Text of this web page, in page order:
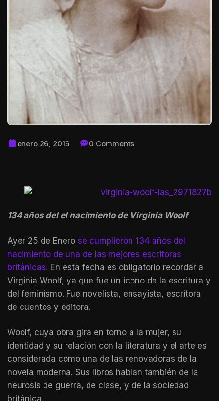
enero 26, 2016 0 Comments
134 años del el nacimiento de Virginia Woolf
Ayer 25 de Enero se cumplieron 134 años del
nacimiento de una de las mejores escritoras
británicas. En esta fecha es obligatorio recordar a
Virginia Woolf, ya que fue un icono de la escritura y
del feminismo. Fue novelista, ensayista, escritora
de cuentos y editora.
Woolf, cuya obra gira en torno a la mujer, su
identidad y su relación con la literatura y el arte es
considerada como una de las renovadoras de la
novela moderna. Sus libros hablan también de la
neurosis de guerra, de clase, y de la sociedad
británica.